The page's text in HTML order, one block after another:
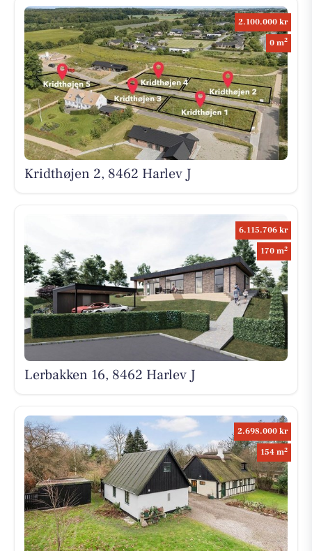
2.100.000 kr
0 m2
Kridthøjen 2, 8462 Harlev J
6.115.706 kr
170 m2
Lerbakken 16, 8462 Harlev J
2.698.000 kr
154 m2